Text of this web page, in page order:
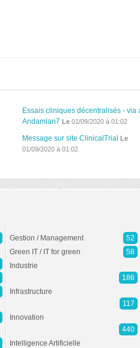
Essais cliniques décentralisés - via
Andamlan7 Le01/09/2020 à 01:02
Message sur site ClinicalTrial Le
01/09/2020 à 01:02
Gestion / Management
52
Green IT / IT for green
58
Industrie
186
Infrastructure
117
Innovation
440
Intelligence Artificielle